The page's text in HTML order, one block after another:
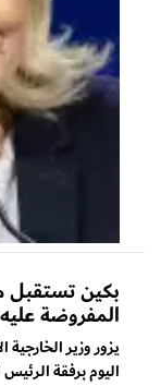
بكين تستقبل
المفروضة عليه
يزور وزير
اليوم برفقة